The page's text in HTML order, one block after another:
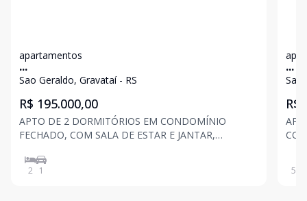
apartamentos
...
Sao Geraldo, Gravataí - RS
R$ 195.000,00
APTO DE 2 DORMITÓRIOS EM CONDOMÍNIO
FECHADO, COM SALA DE ESTAR E JANTAR,
PARA CARRO, COM 44 M² DE ÁREA PRIVATIVA,
CONDOMÍNIO COM PORTARIA 24 HORAS, SALÃO
2 1
...
Sao
R$
50